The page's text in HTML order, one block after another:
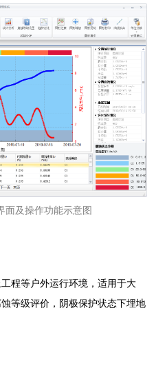
面及操作功能示意图
等户外运行环境，适用于大
等级评价，阴极保护状态下埋地